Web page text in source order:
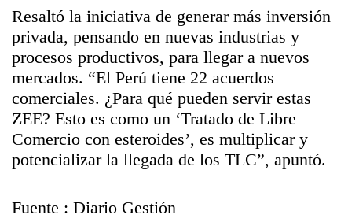
Resaltó la iniciativa de generar más inversión
privada, pensando en nuevas industrias y
procesos productivos, para llegar a nuevos
mercados. “El Perú tiene 22 acuerdos
comerciales. ¿Para qué pueden servir estas
ZEE? Esto es como un ‘Tratado de Libre
Comercio con esteroides’, es multiplicar y
potencializar la llegada de los TLC”, apuntó.
Fuente : Diario Gestión